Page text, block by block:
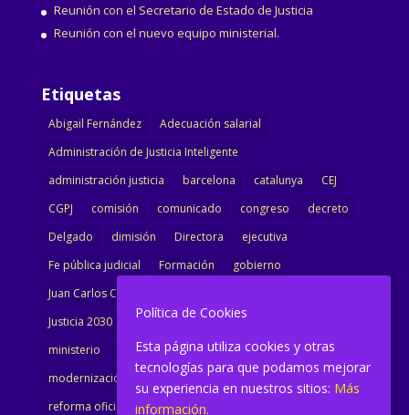
Reunión con el Secretario de Estado de Justicia
Reunión con el nuevo equipo ministerial.
Etiquetas
Abigail Fernández
Adecuación salarial
Administración de Justicia Inteligente
administración justicia
barcelona catalunya
CEJ
CGPJ
comisión comunicado congreso
decreto
Delgado
dimisión Directora
ejecutiva
Fe pública judicial
Formación
gobierno
Juan Carlos Campo
Justicia 2030
LAJ letrados
Marta Urbano
ministerio
Ministra Justicia
Ministro de Justicia
modernización
noticias Portavoz
reforma oficina
renovación
Política de Cookies
Esta página utiliza cookies y otras
tecnologías para que podamos mejorar
su experiencia en nuestros sitios: Más
información.